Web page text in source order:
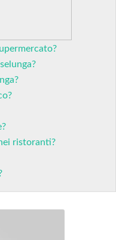
ristoranti?